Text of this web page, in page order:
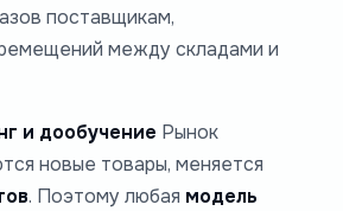
поставщикам,
между складами и
и дообучение Рынок
новые товары, меняется
. Поэтому любая модель